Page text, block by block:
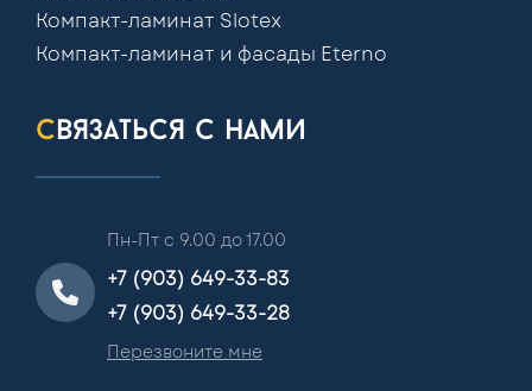
Компакт-ламинат Slotex
Компакт-ламинат и фасады Eterno
связаться с нами
Пн-Пт с 9.00 до 17.00
+7 (903) 649-33-83
+7 (903) 649-33-28
Перезвоните мне